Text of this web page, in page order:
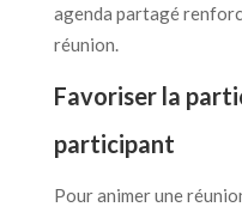
agenda partagé
réunion.
Favoriser la
participant
Pour animer une